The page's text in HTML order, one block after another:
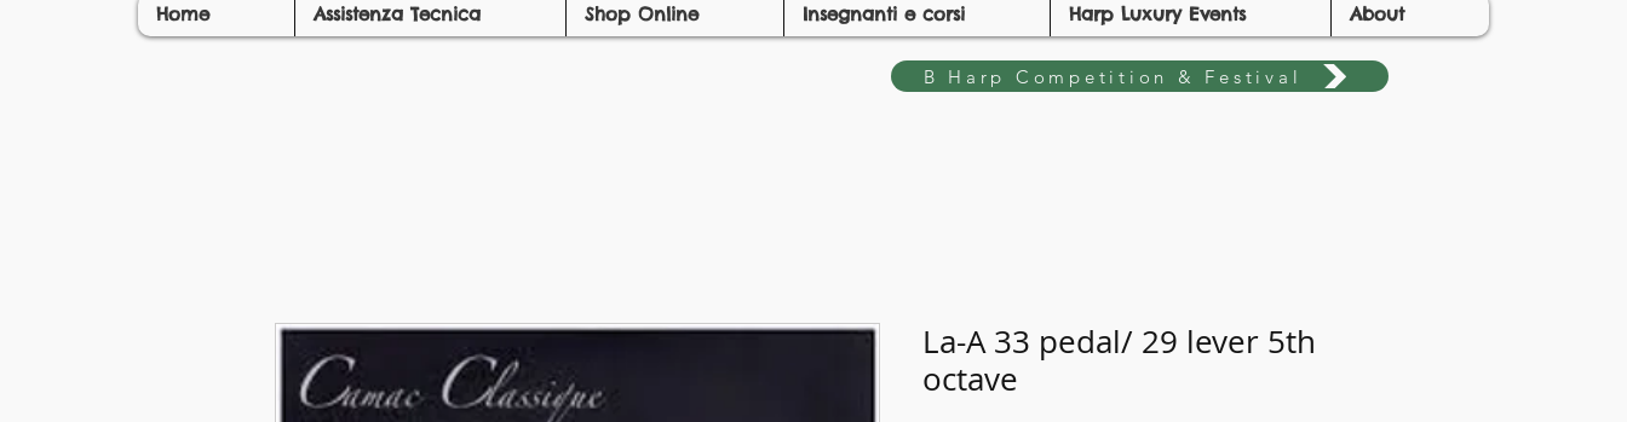
Home Assistenza Tecnica Shop Online Insegnanti e corsi Harp Luxury Events About
B Harp Competition & Festival
La-A 33 pedal/ 29 lever 5th
octave